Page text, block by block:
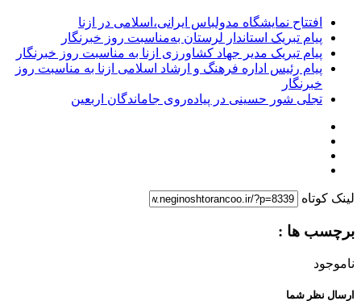
افتتاح نمایشگاه مدولباس ایرانی،اسلامی در ازنا
پیام تبریک استاندار لرستان به‌مناسبت روز خبرنگار
پیام تبریک مدیر جهاد کشاورزی ازنا به مناسبت روز خبرنگار
پیام رئیس اداره فرهنگ و ارشاد اسلامی ازنا به مناسبت روز
خبرنگار
تجلی شور حسینی در پیاده‌روی جاماندگان اربعین
لینک کوتاه
برچسب ها :
ناموجود
ارسال نظر شما